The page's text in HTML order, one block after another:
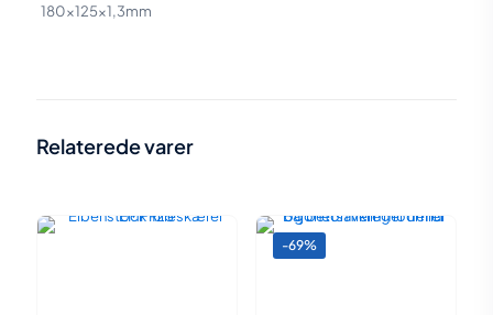
180x125x1,3mm
Relaterede varer
-69%